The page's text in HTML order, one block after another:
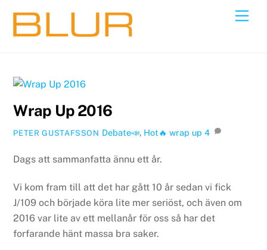
content
Wrap Up 2016
PETER GUSTAFSSON Debate📣, Hot🔥 wrap up 4
Dags att sammanfatta ännu ett år.
Vi kom fram till att det har gått 10 år sedan vi fick
J/109 och började köra lite mer seriöst, och även om
2016 var lite av ett mellanår för oss så har det
forfarande hänt massa bra saker.